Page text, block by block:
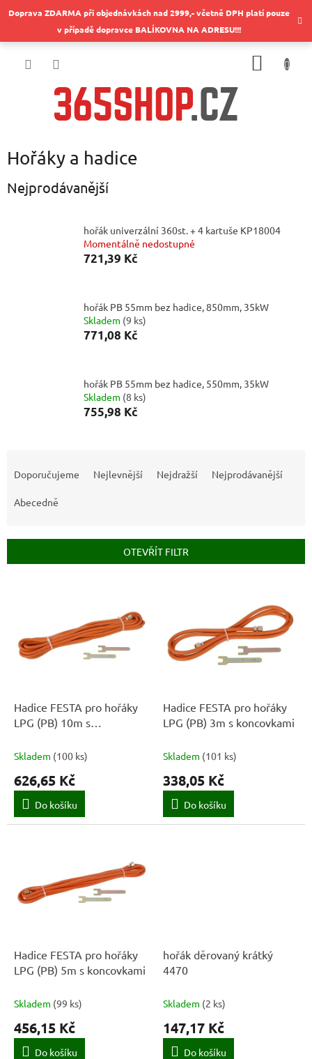
naDoprava ZDARMA při objednávkách nad 2999,- včetně DPH platí pouze
v případě dopravce BALÍKOVNA NA ADRESU!!!
Hořáky a hadice
Nejprodávanější
hořák univerzální 360st. + 4 kartuše KP18004
Momentálně nedostupné
721,39 Kč
hořák PB 55mm bez hadice, 850mm, 35kW
Skladem (9 ks)
771,08 Kč
hořák PB 55mm bez hadice, 550mm, 35kW
Skladem (8 ks)
755,98 Kč
r
Doporučujeme Nejlevnější Nejdražší Nejprodávanější
Abecedně
OTEVŘÍT FILTR
Hadice FESTA pro hořáky
LPG (PB) 10m s
Skladem (100 ks)
626,65 Kč
Do košíku
Hadice FESTA pro hořáky
LPG (PB) 3m s koncovkami
Skladem (101 ks)
338,05 Kč
Do košíku
Hadice FESTA pro hořáky
LPG (PB) 5m s koncovkami
Skladem (99 ks)
456,15 Kč
Do košíku
hořák děrovaný krátký
4470
Skladem (2 ks)
147,17 Kč
Do košíku